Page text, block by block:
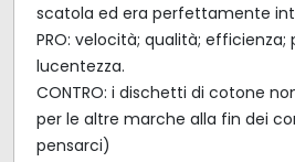
scatola ed era perfettamente
PRO: velocità; qualità; efficienza;
lucentezza.
CONTRO: i dischetti di cotone
per le altre marche alla fin dei
pensarci)